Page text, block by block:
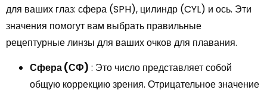
для ваших глаз: сфера (SPH), цилиндр (CYL) и ось. Эти
значения помогут вам выбрать правильные
рецептурные линзы для ваших очков для плавания.
Сфера (СФ) : Это число представляет собой
общую коррекцию зрения. Отрицательное значение